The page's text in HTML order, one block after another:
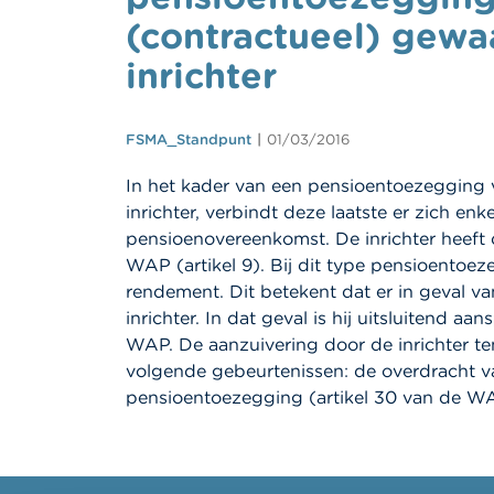
(contractueel)
inrichter
FSMA_Standpunt 01/03/2016
In het kader van een
inrichter, verbindt deze laatste er zich
pensioenovereenkomst. De inrichter
WAP (artikel 9). Bij dit type
rendement. Dit betekent dat er in geval
inrichter. In dat geval is hij uitsluitend
WAP. De aanzuivering door de inrichter
volgende gebeurtenissen: de overdracht
pensioentoezegging (artikel 30 van de